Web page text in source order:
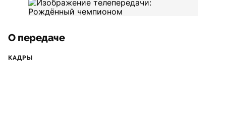
О передаче
КАДРЫ